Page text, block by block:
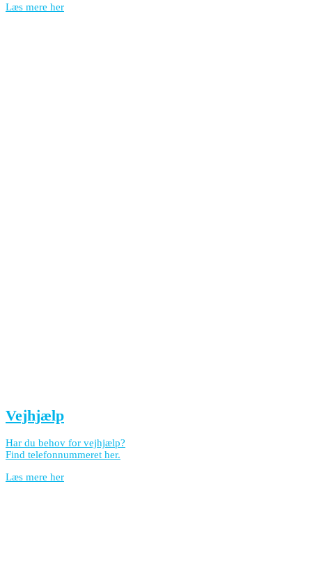
Læs mere her
Vejhjælp
Har du behov for vejhjælp?
Find telefonnummeret her.
Læs mere her